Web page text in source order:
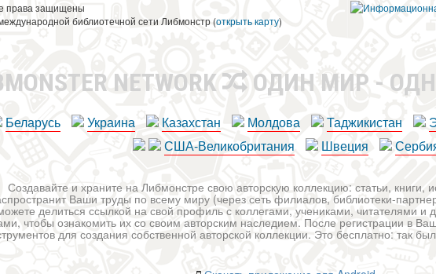
права защищены
библиотечной сети Либмонстр (открыть карту)
NETWORK ОДИН МИР -
Беларусь Украина Казахстан Молдова Таджикистан
США-Великобритания
Швеция
Создавайте и храните на Либмонстре свою авторскую коллекцию: статьи, книги,
Ваши труды по всему миру (через сеть филиалов, библиотеки-
делиться ссылкой на свой профиль с коллегами, учениками, читателями и
чтобы ознакомить их со своим авторским наследием. После регистрации в
для создания собственной авторской коллекции. Это бесплатно: так